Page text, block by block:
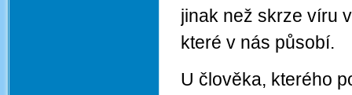
jinak než skrze víru
které v nás působí.
U člověka, kterého